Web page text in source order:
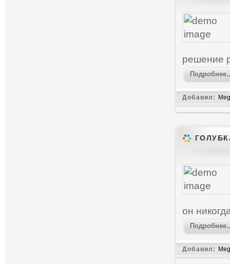
решение
Добавил:
он
Добавил: